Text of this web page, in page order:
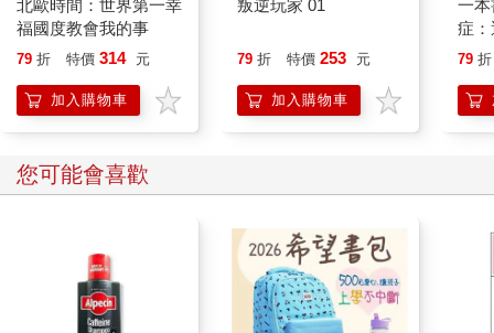
北歐時間：世界第一幸
福國度教會我的事
79 折 特價 314 元
加入購物車
叛逆玩家 01
79 折 特價 253 元
加入購物車
一
症
開
的
79 折
您可能會喜歡